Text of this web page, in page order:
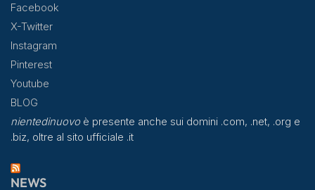
Facebook
X-Twitter
Instagram
Pinterest
Youtube
BLOG
nientedinuovoè presente anche sui domini .com, .net, .org e
.biz, oltre al sito ufficiale .it
NEWS